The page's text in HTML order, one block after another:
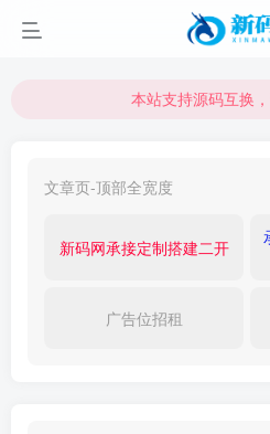
本站支持源码互换
本站支持源码互换
文章页-顶部全宽度
新码网承接定制搭建二开
广告位招租